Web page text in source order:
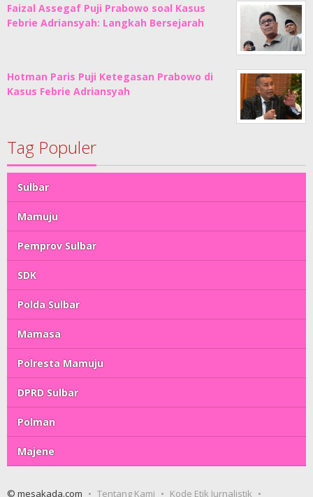
Faizal Assegaf Puji Prabowo soal Kasus
Febrie Adriansyah: Langkah Bersejarah
Hotman Paris Puji Ketegasan Prabowo di
Kasus Febrie Adriansyah
Tag Populer
Sulbar
Mamuju
Pemprov Sulbar
SDK
Polda Sulbar
Mamasa
Polresta Mamuju
DPRD Sulbar
Polman
Majene
© mesakada.com Tentang Kami Kode Etik Jurnalistik